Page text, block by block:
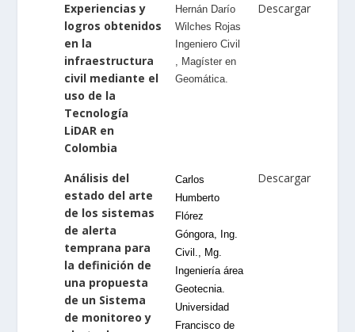
Experiencias y
logros obtenidos
en la
infraestructura
civil mediante el
uso de la
Tecnología
LiDAR en
Colombia
Hernán Darío
Wilches Rojas
Ingeniero Civil
, Magíster en
Geomática.
Descargar
Análisis del
estado del arte
de los sistemas
de alerta
temprana para
la definición de
una propuesta
de un Sistema
de monitoreo y
Carlos
Humberto
Flórez
Góngora, Ing.
Civil., Mg.
Ingeniería área
Geotecnia.
Universidad
Francisco de
Descargar